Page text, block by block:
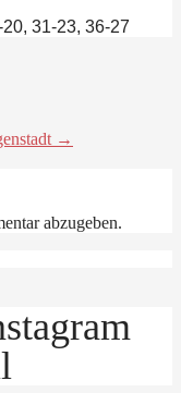
31-23, 36-27
→
abzugeben.